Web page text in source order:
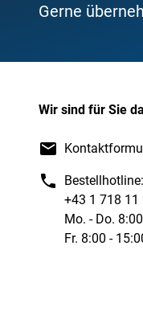
Gerne
Wir sind für Sie da
Bestellhotline:
+43 1 718 11
Mo. - Do.
Fr. 8:00 -